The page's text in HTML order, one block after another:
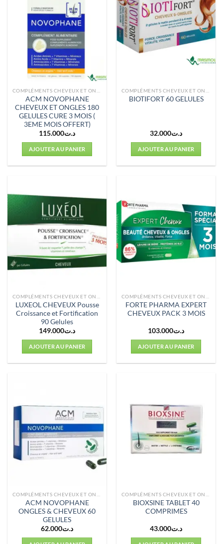
ACM NOVOPHANE
CHEVEUX ET ONGLES 180
GELULES CURE 3 MOIS (
3EME MOIS OFFERT)
د.ت115.000
AJOUTER AU PANIER
BIOTIFORT 60 GELULES
د.ت32.000
AJOUTER AU PANIER
LUXEOL CHEVEUX Pousse
Croissance et Fortification
90 Gelules
د.ت149.000
AJOUTER AU PANIER
FORTE PHARMA EXPERT
CHEVEUX PACK 3 MOIS
د.ت103.000
AJOUTER AU PANIER
ACM NOVOPHANE
ONGLES & CHEVEUX 60
GELULES
د.ت62.000
BIOXSINE TABLET 40
COMPRIMES
د.ت43.000